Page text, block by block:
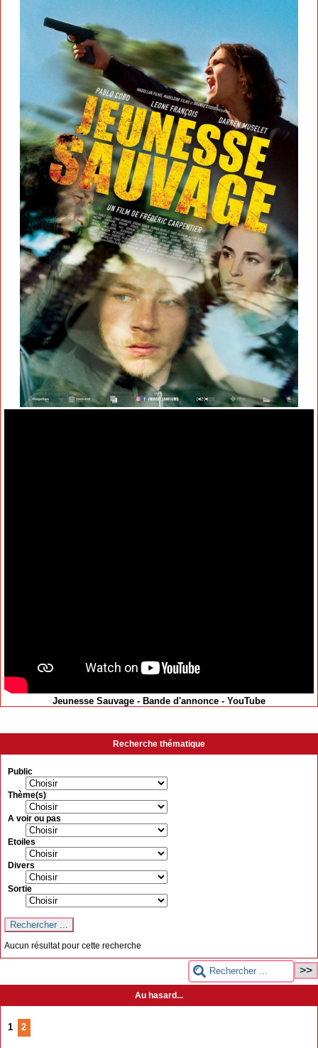
Jeunesse Sauvage - Bande d'annonce - YouTube
Recherche thématique
Public
Thème(s)
A voir ou pas
Etoiles
Divers
Sortie
Aucun résultat pour cette recherche
Au hasard...
1 2